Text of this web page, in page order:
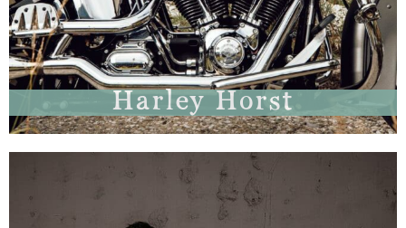
Harley Horst